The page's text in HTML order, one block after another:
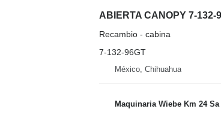
ABIERTA CANOPY 7-
Recambio - cabina
7-132-96GT
México, Chihuahua
Maquinaria Wiebe Km 24 Sa